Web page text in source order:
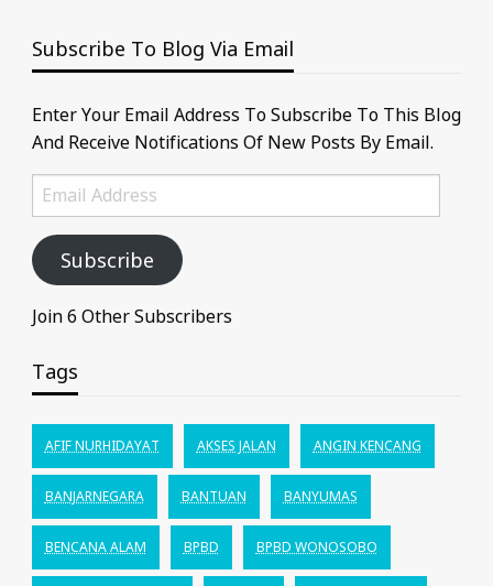
Subscribe To Blog Via Email
Enter Your Email Address To Subscribe To This Blog
And Receive Notifications Of New Posts By Email.
Email
Address
Subscribe
Join 6 Other Subscribers
Tags
AFIF NURHIDAYAT AKSES JALAN ANGIN KENCANG
BANJARNEGARA BANTUAN BANYUMAS
BENCANA ALAM BPBD BPBD WONOSOBO